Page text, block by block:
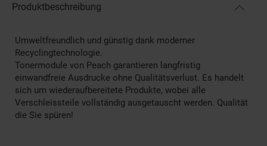
Produktbeschreibung
Umweltfreundlich und günstig dank moderner
Recyclingtechnologie.
Tonermodule von Peach garantieren langfristig
einwandfreie Ausdrucke ohne Qualitätsverlust. Es handelt
sich um wiederaufbereitete Produkte, wobei alle
Verschleissteile vollständig ausgetauscht werden. Qualität
die Sie spüren!